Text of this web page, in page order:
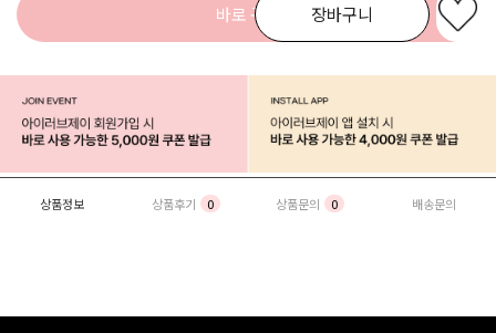
장바구니
바로 구매
상품정보 상품후기 0 상품문의 0 배송문의